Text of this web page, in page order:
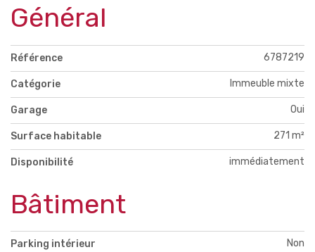
Général
Référence 6787219
Catégorie Immeuble mixte
Garage Oui
Surface habitable 271 m²
Disponibilité immédiatement
Bâtiment
Parking intérieur Non